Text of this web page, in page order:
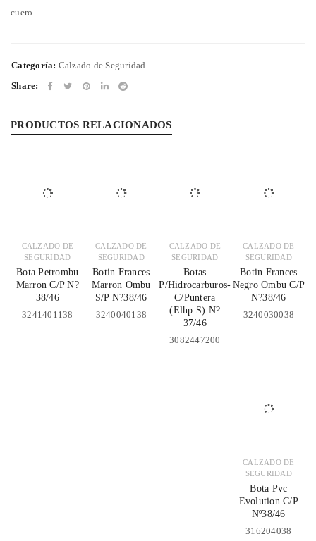
cuero.
Categoría: Calzado de Seguridad
Share:
PRODUCTOS RELACIONADOS
CALZADO DE
SEGURIDAD
Bota Petrombu
Marron C/P N?
38/46
3241401138
CALZADO DE
SEGURIDAD
Botin Frances
Marron Ombu
S/P N?38/46
3240040138
CALZADO DE
SEGURIDAD
Botas
P/Hidrocarburos-
C/Puntera
(Elhp.S) N?
37/46
3082447200
CALZADO DE
SEGURIDAD
Botin Frances
Negro Ombu C/P
N?38/46
3240030038
CALZADO DE
SEGURIDAD
Bota Pvc
Evolution C/P
Nº38/46
316204038